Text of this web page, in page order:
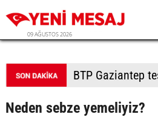
09 AĞUSTOS 2026
Neden sebze yemeliyiz?